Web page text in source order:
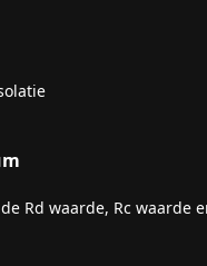
Rd waarde, Rc waarde